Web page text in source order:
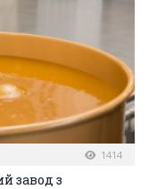
1414
завод з